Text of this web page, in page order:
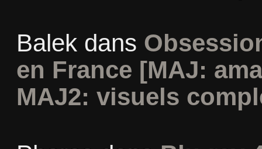
Balekdans
en France [MAJ:
MAJ2: visuels